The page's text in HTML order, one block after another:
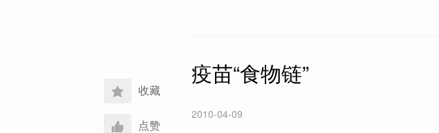
收藏
点赞
疫苗“食物链”
2010-04-09